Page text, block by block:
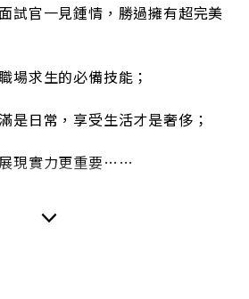
試官一見鍾情，勝過擁有超完美
場求生的必備技能；
是日常，享受生活才是奢侈；
現實力更重要……
酷世界，遊走於法國、日本、香
深刻體悟到：路，不一定是人走